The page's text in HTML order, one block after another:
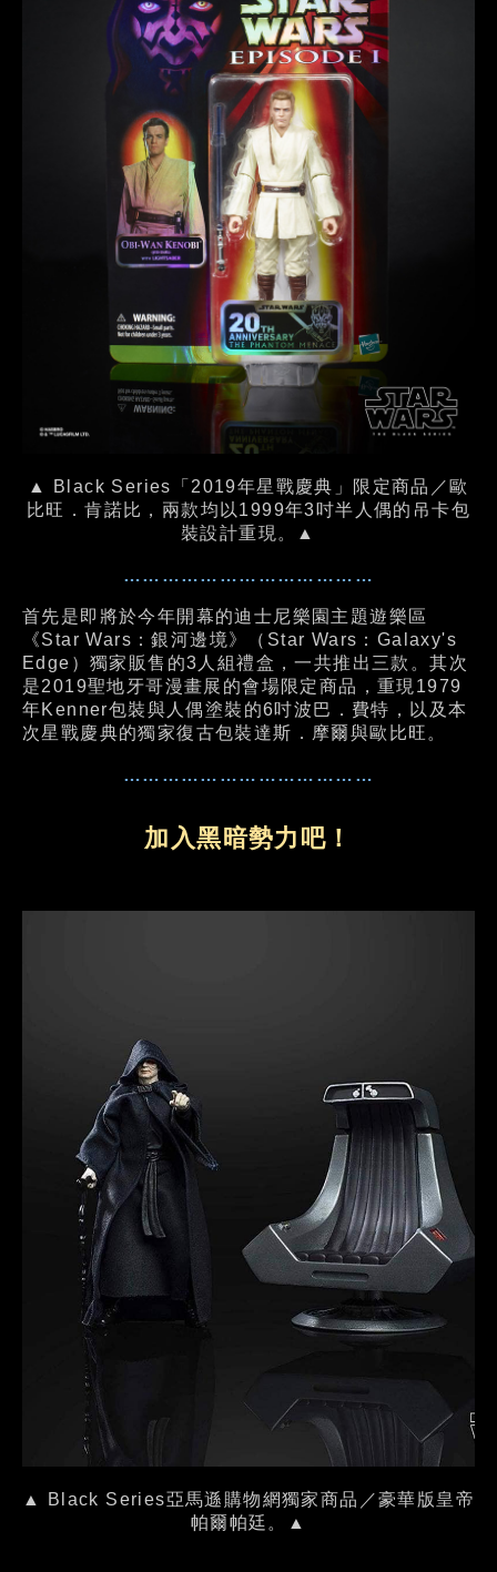
▲ Black Series「2019年星戰慶典」限定商品／歐
比旺．肯諾比，兩款均以1999年3吋半人偶的吊卡包
裝設計重現。▲
…………………………………
首先是即將於今年開幕的迪士尼樂園主題遊樂區
《Star Wars：銀河邊境》（Star Wars：Galaxy's
Edge）獨家販售的3人組禮盒，一共推出三款。其次
是2019聖地牙哥漫畫展的會場限定商品，重現1979
年Kenner包裝與人偶塗裝的6吋波巴．費特，以及本
次星戰慶典的獨家復古包裝達斯．摩爾與歐比旺。
…………………………………
加入黑暗勢力吧！
▲ Black Series亞馬遜購物網獨家商品／豪華版皇帝
帕爾帕廷。▲